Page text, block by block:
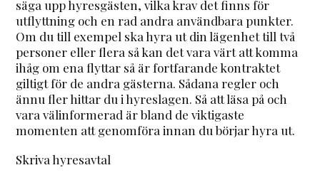
säga upp hyresgästen, vilka krav det finns för
utflyttning och en rad andra användbara punkter.
Om du till exempel ska hyra ut din lägenhet till två
personer eller flera så kan det vara värt att komma
ihåg om ena flyttar så är fortfarande kontraktet
giltigt för de andra gästerna. Sådana regler och
ännu fler hittar du i hyreslagen. Så att läsa på och
vara välinformerad är bland de viktigaste
momenten att genomföra innan du börjar hyra ut.
Skriva hyresavtal